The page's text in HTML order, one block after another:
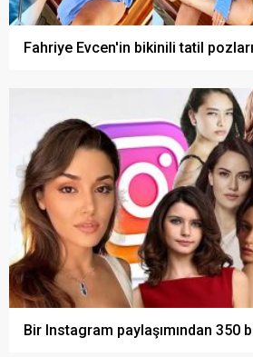
Fahriye Evcen'in bikinili tatil
Bir Instagram paylaşımından 350